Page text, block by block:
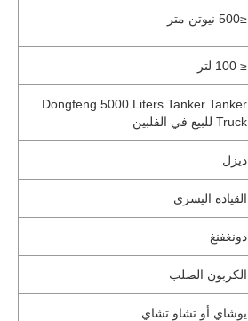
≤500 نيوتن متر
≤ 100 لتر
Dongfeng 5000 Liters Tanker Tanker
Truck للبيع في الفلبين
ديزل
القيادة اليسرى
دونغفنغ
الكربون الصلب
يوشاي أو تشاو تشاي